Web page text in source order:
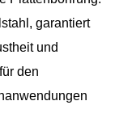
garantiert
und
den